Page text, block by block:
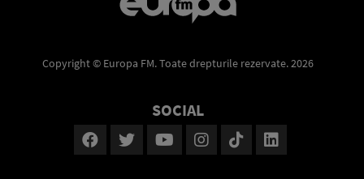
Copyright © Europa FM. Toate drepturile rezervate. 2026
SOCIAL